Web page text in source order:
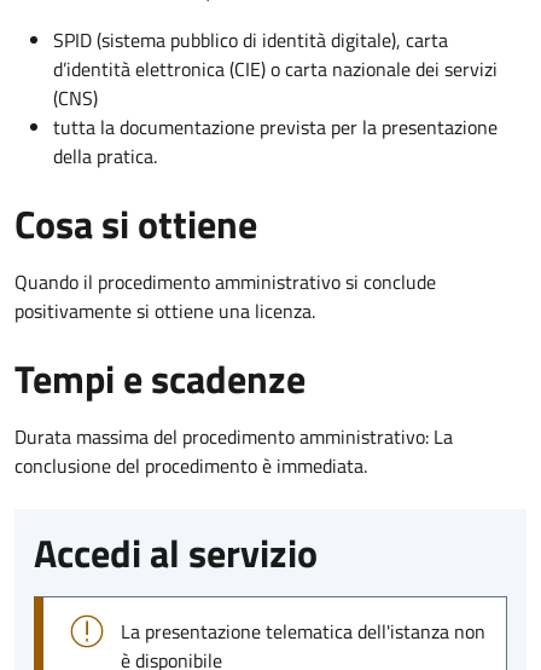
SPID (sistema pubblico di identità digitale), carta
d’identità elettronica (CIE) o carta nazionale dei servizi
(CNS)
tutta la documentazione prevista per la presentazione
della pratica.
Cosa si ottiene
Quando il procedimento amministrativo si conclude
positivamente si ottiene una licenza.
Tempi e scadenze
Durata massima del procedimento amministrativo: La
conclusione del procedimento è immediata.
Accedi al servizio
La presentazione telematica dell'istanza non
è disponibile